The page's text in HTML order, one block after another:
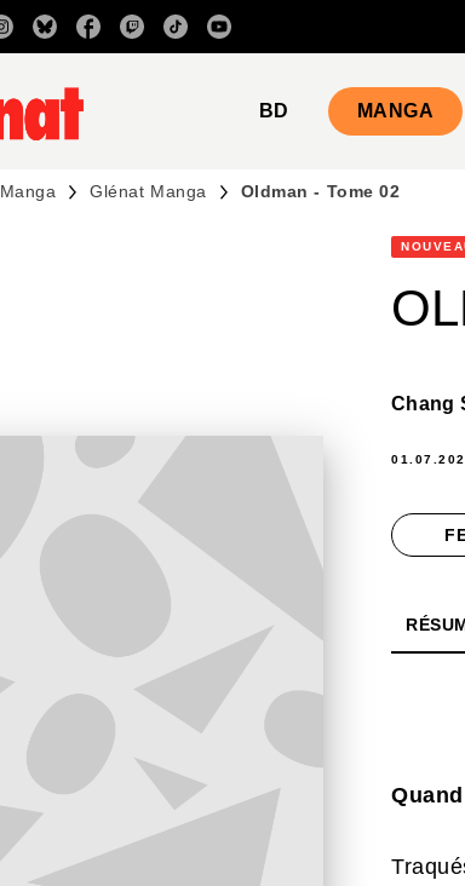
RECHERCHE CONTENU
BD MANGA
Manga Glénat Manga Oldman - Tome 02
Chang